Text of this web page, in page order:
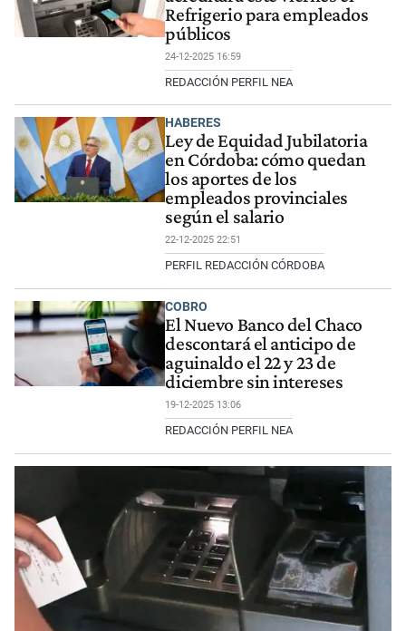
Refrigerio para empleados
públicos
24-12-2025 16:59
REDACCIÓN PERFIL NEA
HABERES
Ley de Equidad Jubilatoria
en Córdoba: cómo quedan
los aportes de los
empleados provinciales
según el salario
22-12-2025 22:51
PERFIL REDACCIÓN CÓRDOBA
COBRO
El Nuevo Banco del Chaco
descontará el anticipo de
aguinaldo el 22 y 23 de
diciembre sin intereses
19-12-2025 13:06
REDACCIÓN PERFIL NEA